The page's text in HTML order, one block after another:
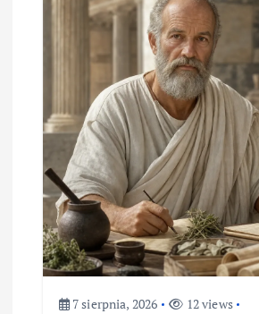
7 sierpnia, 2026
12 views